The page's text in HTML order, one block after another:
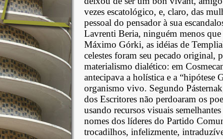
vezes escatológico, e, claro, das
pessoal do pensador à sua
Lavrenti Beria, ninguém menos
Máximo Górki, as idéias de
celestes foram seu pecado original,
materialismo dialético: em
antecipava a holística e a “hipótese
organismo vivo. Segundo
dos Escritores não perdoaram os
usando recursos visuais
nomes dos líderes do Partido
trocadilhos, infelizmente,